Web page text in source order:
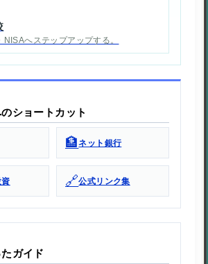
へステップアップする。
ショートカット
🏦ネット銀行
🔗公式リンク集
ガイド